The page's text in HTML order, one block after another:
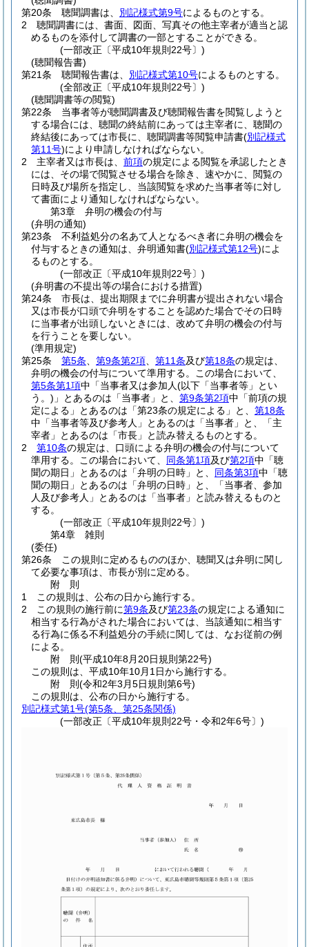
第20条
聴聞調書は、 別記様式第9号によるものとする。
2
聴聞調書には、書面、図面、写真その他主宰者が適当と認
めるものを添付して調書の一部とすることができる。
(一部改正〔平成10年規則22号〕)
(聴聞報告書)
第21条
聴聞報告書は、 別記様式第10号によるものとする。
(全部改正〔平成10年規則22号〕)
(聴聞調書等の閲覧)
第22条
当事者等が聴聞調書及び聴聞報告書を閲覧しようと
する場合には、聴聞の終結前にあっては主宰者に、聴聞の
終結後にあっては市長に、聴聞調書等閲覧申請書(別記様式
第11号)により申請しなければならない。
2
主宰者又は市長は、 前項の規定による閲覧を承認したとき
には、その場で閲覧させる場合を除き、速やかに、閲覧の
日時及び場所を指定し、当該閲覧を求めた当事者等に対し
て書面により通知しなければならない。
第3章
弁明の機会の付与
(弁明の通知)
第23条
不利益処分の名あて人となるべき者に弁明の機会を
付与するときの通知は、弁明通知書(別記様式第12号)によ
るものとする。
(一部改正〔平成10年規則22号〕)
(弁明書の不提出等の場合における措置)
第24条
市長は、提出期限までに弁明書が提出されない場合
又は市長が口頭で弁明をすることを認めた場合でその日時
に当事者が出頭しないときには、改めて弁明の機会の付与
を行うことを要しない。
(準用規定)
第25条
第5条 第9条第2項 第11条及び第18条の規定は、
弁明の機会の付与について準用する。
この場合において、
第5条第1項中「当事者又は参加人(以下「当事者等」とい
う。) 」とあるのは「当事者」と、 第9条第2項中「前項の規
定による」とあるのは「第23条の規定による」と、 第18条
中「当事者等及び参考人」とあるのは「当事者」と、「主
宰者」とあるのは「市長」と読み替えるものとする。
2
第10条の規定は、口頭による弁明の機会の付与について
準用する。
この場合において、 同条第1項及び第2項中「聴
聞の期日」とあるのは「弁明の日時」と、 同条第3項中「聴
聞の期日」とあるのは「弁明の日時」と、「当事者、参加
人及び参考人」とあるのは「当事者」と読み替えるものと
する。
(一部改正〔平成10年規則22号〕)
第4章
雑則
(委任)
第26条
この規則に定めるもののほか、聴聞又は弁明に関し
て必要な事項は、市長が別に定める。
附 則
1
この規則は、公布の日から施行する。
2
この規則の施行前に第9条及び第23条の規定による通知に
相当する行為がされた場合においては、当該通知に相当す
る行為に係る不利益処分の手続に関しては、なお従前の例
による。
附 則(平成10年8月20日規則第22号)
この規則は、平成10年10月1日から施行する。
附 則(令和2年3月5日規則第6号)
この規則は、公布の日から施行する。
別記様式第1号(第5条、第25条関係)
(一部改正〔平成10年規則22号・令和2年6号〕)